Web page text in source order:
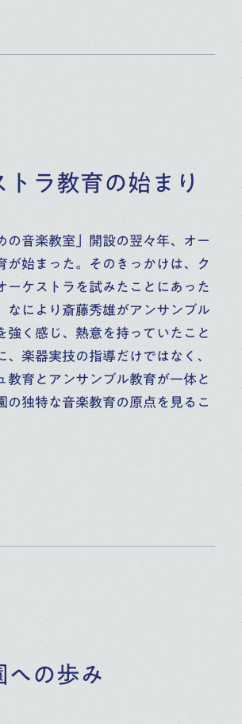
トラ教育の始まり
音楽教室」開設の翌々年、オー
が始まった。そのきっかけは、ク
ーケストラを試みたことにあった
なにより斎藤秀雄がアンサンブル
強く感じ、熱意を持っていたこと
、楽器実技の指導だけではなく、
教育とアンサンブル教育が一体と
の独特な音楽教育の原点を見るこ
への歩み